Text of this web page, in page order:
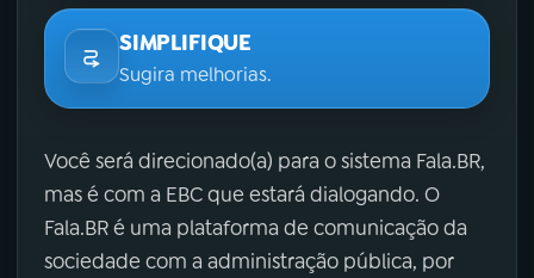
SIMPLIFIQUE
Sugira melhorias.
Você será direcionado(a) para o sistema Fala.BR,
mas é com a EBC que estará dialogando. O
Fala.BR é uma plataforma de comunicação da
sociedade com a administração pública, por